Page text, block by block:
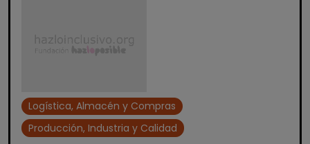
Logística, Almacén y Compras
Producción, Industria y Calidad